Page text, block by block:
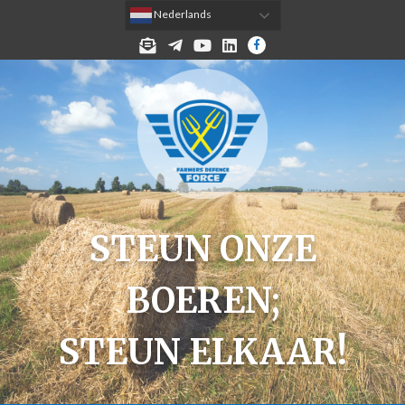
MELD JE AAN VOOR DE NIEUWSBRIEF!
TELEGRAMYOUTUBELINKEDINFACEBOOK
Nederlands
STEUN ONZE
BOEREN;
STEUN ELKAAR!